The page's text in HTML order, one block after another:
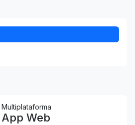
Multiplataforma
App Web